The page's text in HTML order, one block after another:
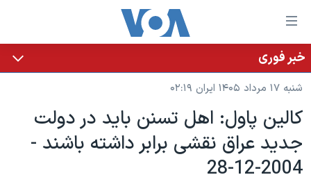
لینکهای
قابل
دسترسی
جهش
محتوای
اصلی
جهش
خانه
نسخه سبک وب‌سایت
موضوع ها
ایران
آمریکا
برنامه های تلویزیونی
جدول برنامه ها
خبر فوری
شنبه ۱۷ مرداد ۱۴۰۵ ایران ۰۲:۱۹
کالين پاول: اهل تسنن بايد در دولت
جديد عراق نقشی برابر داشته باشند -
2004-12-28